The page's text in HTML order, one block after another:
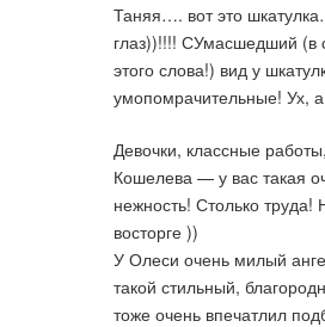
Таняя…. вот это
глаз))!!!! СУмасшедший (в
этого слова!) вид у
умопомрачительные! Ух,
Девочки, классные
Кошелева — у вас такая
нежность! Столько
восторге ))
У Олеси очень милый
такой стильный,
тоже очень впечатлил